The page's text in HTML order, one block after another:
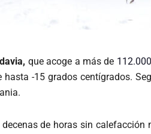
que acoge a más de
hasta -15 grados centígrados.
de horas sin calefacción